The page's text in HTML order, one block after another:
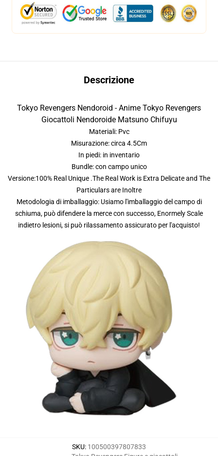
Descrizione
Tokyo Revengers Nendoroid - Anime Tokyo Revengers
Giocattoli Nendoroide Matsuno Chifuyu
Materiali: Pvc
Misurazione: circa 4.5Cm
In piedi: in inventario
Bundle: con campo unico
Versione:100% Real Unique .The Real Work is Extra Delicate and The
Particulars are Inoltre
Metodologia di imballaggio: Usiamo l'imballaggio del campo di
schiuma, può difendere la merce con successo, Enormely Scale
indietro lesioni, si può rilassamento assicurato per l'acquisto!
SKU: 100500397807833